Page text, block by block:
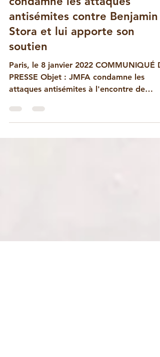
COMMUNIQUÉ : JMFA
condamne les attaques
Stora et lui apporte son
soutien
Paris, le 8 janvier 2022 COMMUNIQUÉ
Benjamin Stora et lui...